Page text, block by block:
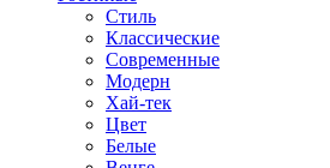
Стиль
Классические
Современные
Модерн
Хай-тек
Цвет
Белые